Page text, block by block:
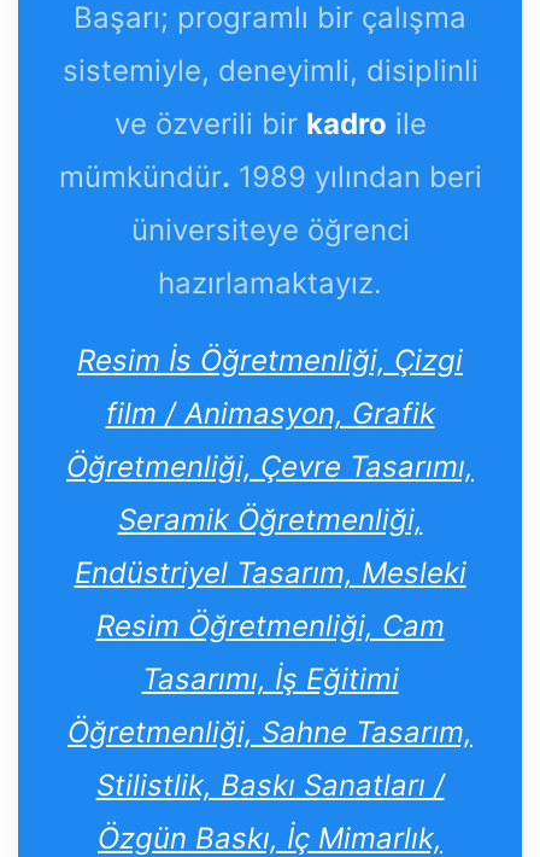
Başarı; programlı bir çalışma
sistemiyle, deneyimli, disiplinli
ve özverili bir kadro ile
mümkündür. 1989 yılından beri
üniversiteye öğrenci
hazırlamaktayız.
Resim İs Öğretmenliği, Çizgi
film / Animasyon, Grafik
Öğretmenliği, Çevre Tasarımı,
Seramik Öğretmenliği,
Endüstriyel Tasarım, Mesleki
Resim Öğretmenliği, Cam
Tasarımı, İş Eğitimi
Öğretmenliği, Sahne Tasarım,
Stilistlik, Baskı Sanatları /
Özgün Baskı, İç Mimarlık,